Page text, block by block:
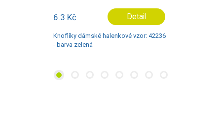
Detail
Knoflíky dámské halenkové vzor: 42236
- barva zelená